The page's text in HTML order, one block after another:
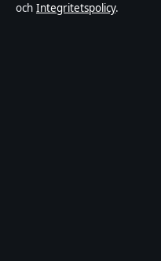
Kändisar & integritet
och Integritetspolicy.